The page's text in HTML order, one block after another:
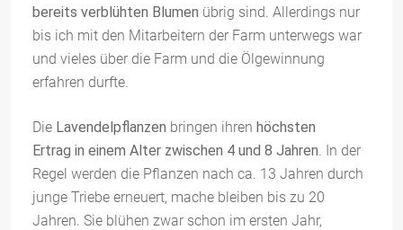
bereits verblühten Blumen übrig sind. Allerdings nur
bis ich mit den Mitarbeitern der Farm unterwegs war
und vieles über die Farm und die Ölgewinnung
erfahren durfte.
Die Lavendelpflanzen bringen ihren höchsten
Ertrag in einem Alter zwischen 4 und 8 Jahren. In der
Regel werden die Pflanzen nach ca. 13 Jahren durch
junge Triebe erneuert, mache bleiben bis zu 20
Jahren. Sie blühen zwar schon im ersten Jahr,